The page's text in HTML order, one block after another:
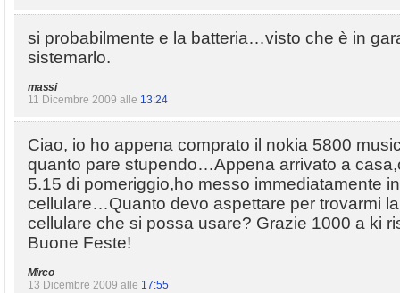
si probabilmente e la batteria…visto che è in
sistemarlo.
massi
11 Dicembre 2009 alle 13:24
Ciao, io ho appena comprato il nokia 5800
quanto pare stupendo…Appena arrivato a
5.15 di pomeriggio,ho messo immediatamente
cellulare…Quanto devo aspettare per trovarmi
cellulare che si possa usare? Grazie 1000 a ki
Buone Feste!
Mirco
13 Dicembre 2009 alle 17:55